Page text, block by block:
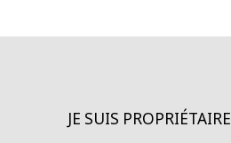
JE SUIS PROPRIÉTAIRE